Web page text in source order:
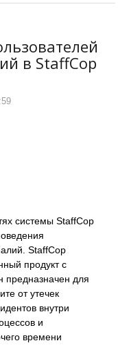
в StaffCop
системы StaffCop
StaffCop
продукт с
предназначен для
от утечек
внутри
и
времени